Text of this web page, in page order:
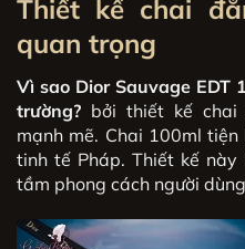
Thiết kế chai
quan trọng
Vì sao Dior Sauvage EDT
trường? bởi thiết kế chai
mạnh mẽ. Chai 100ml
tinh tế Pháp. Thiết kế này
tầm phong cách người